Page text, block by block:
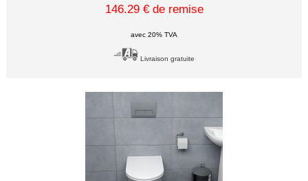
146.29 € de remise
avec 20% TVA
Livraison gratuite